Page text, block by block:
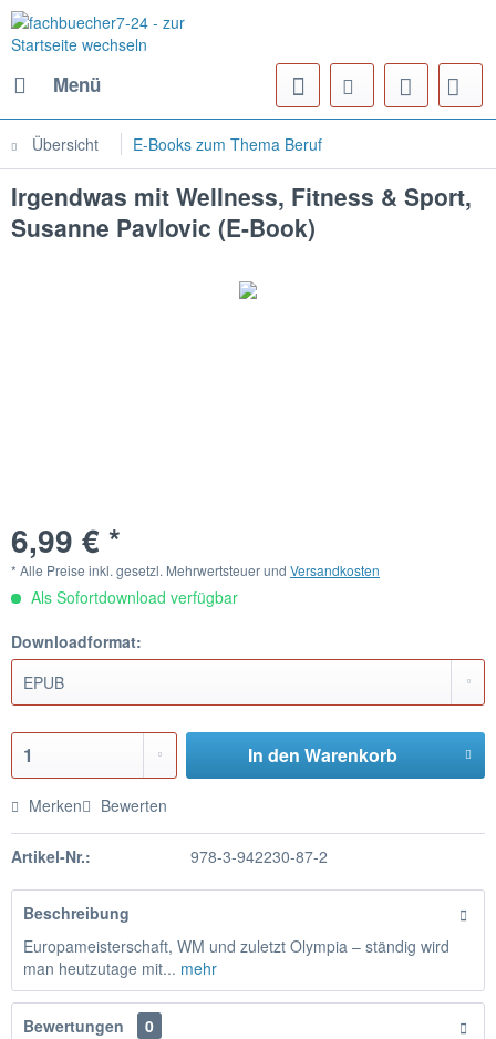
Menü
Übersicht E-Books zum Thema Beruf
Irgendwas mit Wellness, Fitness & Sport,
Susanne Pavlovic (E-Book)
6,99 € *
* Alle Preise inkl. gesetzl. Mehrwertsteuer und Versandkosten
Als Sofortdownload verfügbar
Downloadformat:
In den Warenkorb
Merken Bewerten
Artikel-Nr.: 978-3-942230-87-2
Beschreibung
Europameisterschaft, WM und zuletzt Olympia – ständig wird
man heutzutage mit... mehr
Bewertungen
0